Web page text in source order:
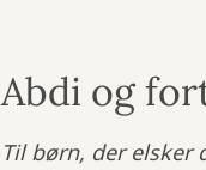
Abdi og
Til børn, der elsker